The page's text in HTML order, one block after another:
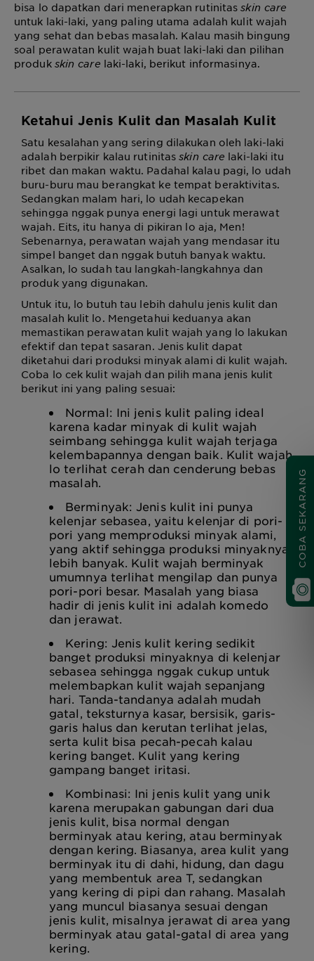
bisa lo dapatkan dari menerapkan rutinitasskin care
untuk laki-laki, yang paling utama adalah kulit wajah
yang sehat dan bebas masalah. Kalau masih bingung
soal perawatan kulit wajah buat laki-laki dan pilihan
produk skin care laki-laki, berikut informasinya.
Ketahui Jenis Kulit dan Masalah Kulit
Satu kesalahan yang sering dilakukan oleh laki-laki
adalah berpikir kalau rutinitasskin care laki-laki itu
ribet dan makan waktu. Padahal kalau pagi, lo udah
buru-buru mau berangkat ke tempat beraktivitas.
Sedangkan malam hari, lo udah kecapekan
sehingga nggak punya energi lagi untuk merawat
wajah. Eits, itu hanya di pikiran lo aja, Men!
Sebenarnya, perawatan wajah yang mendasar itu
simpel banget dan nggak butuh banyak waktu.
Asalkan, lo sudah tau langkah-langkahnya dan
produk yang digunakan.
Untuk itu, lo butuh tau lebih dahulu jenis kulit dan
masalah kulit lo. Mengetahui keduanya akan
memastikan perawatan kulit wajah yang lo lakukan
efektif dan tepat sasaran. Jenis kulit dapat
diketahui dari produksi minyak alami di kulit wajah.
Coba lo cek kulit wajah dan pilih mana jenis kulit
berikut ini yang paling sesuai:
Normal: Ini jenis kulit paling ideal
karena kadar minyak di kulit wajah
seimbang sehingga kulit wajah terjaga
kelembapannya dengan baik. Kulit wajah
lo terlihat cerah dan cenderung bebas
masalah.
Berminyak: Jenis kulit ini punya
kelenjar sebasea, yaitu kelenjar di pori-
pori yang memproduksi minyak alami,
yang aktif sehingga produksi minyaknya
lebih banyak. Kulit wajah berminyak
umumnya terlihat mengilap dan punya
pori-pori besar. Masalah yang biasa
hadir di jenis kulit ini adalah komedo
dan jerawat.
Kering: Jenis kulit kering sedikit
banget produksi minyaknya di kelenjar
sebasea sehingga nggak cukup untuk
melembapkan kulit wajah sepanjang
hari. Tanda-tandanya adalah mudah
gatal, teksturnya kasar, bersisik, garis-
garis halus dan kerutan terlihat jelas,
serta kulit bisa pecah-pecah kalau
kering banget. Kulit yang kering
gampang banget iritasi.
Kombinasi: Ini jenis kulit yang unik
karena merupakan gabungan dari dua
jenis kulit, bisa normal dengan
berminyak atau kering, atau berminyak
dengan kering. Biasanya, area kulit yang
berminyak itu di dahi, hidung, dan dagu
yang membentuk area T, sedangkan
yang kering di pipi dan rahang. Masalah
yang muncul biasanya sesuai dengan
jenis kulit, misalnya jerawat di area yang
berminyak atau gatal-gatal di area yang
kering.
COBA SEKARANG